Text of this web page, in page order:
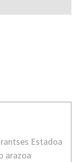
Estadoa
arazoa